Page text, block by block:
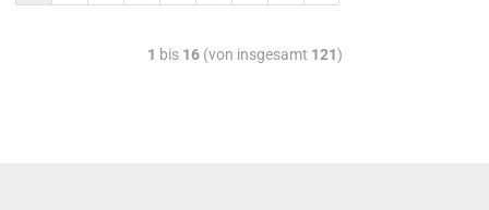
1 bis 16(von insgesamt 121)